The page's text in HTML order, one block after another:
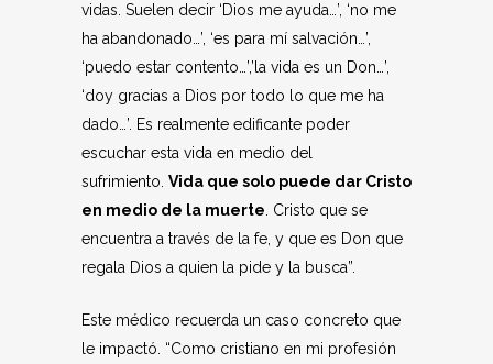
vidas. Suelen decir ‘Dios me ayuda…’, ‘no me
ha abandonado…’, ‘es para mí salvación…’,
‘puedo estar contento…’,’la vida es un Don…’,
‘doy gracias a Dios por todo lo que me ha
dado…’. Es realmente edificante poder
escuchar esta vida en medio del
sufrimiento. Vida que solo puede dar Cristo
en medio de la muerte . Cristo que se
encuentra a través de la fe, y que es Don que
regala Dios a quien la pide y la busca”.
Este médico recuerda un caso concreto que
le impactó. “Como cristiano en mi profesión